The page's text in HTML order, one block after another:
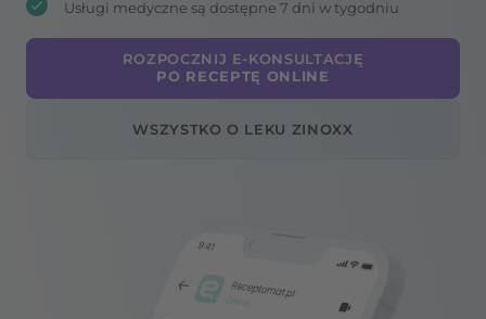
Usługi medyczne są dostępne 7 dni w tygodniu
ROZPOCZNIJ E-KONSULTACJĘ
PO RECEPTĘ ONLINE
WSZYSTKO O LEKU ZINOXX